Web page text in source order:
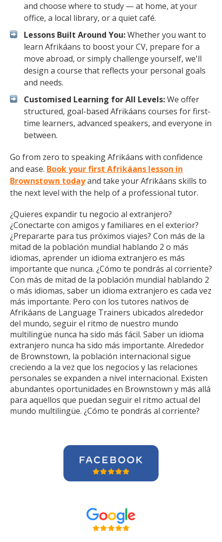
and choose where to study — at home, at your
office, a local library, or a quiet café.
Lessons Built Around You:Whether you want to
learn Afrikáans to boost your CV, prepare for a
move abroad, or simply challenge yourself, we'll
design a course that reflects your personal goals
and needs.
Customised Learning for All Levels:We offer
structured, goal-based Afrikáans courses for first-
time learners, advanced speakers, and everyone in
between.
Go from zero to speaking Afrikáans with confidence
and ease. Book your first Afrikáans lesson in
Brownstown todayand take your Afrikáans skills to
the next level with the help of a professional tutor.
¿Quieres expandir tu negocio al extranjero?
¿Conectarte con amigos y familiares en el exterior?
¿Prepararte para tus próximos viajes? Con más de la
mitad de la población mundial hablando 2 o más
idiomas, aprender un idioma extranjero es más
importante que nunca. ¿Cómo te pondrás al corriente?
Con más de mitad de la población mundial hablando 2
o más idiomas, saber un idioma extranjero es cada vez
más importante. Pero con los tutores nativos de
Afrikáans de Language Trainers ubicados alrededor
del mundo, seguir el ritmo de nuestro mundo
multilingüe nunca ha sido más fácil. Saber un idioma
extranjero nunca ha sido más importante. Alrededor
de Brownstown, la población internacional sigue
creciendo a la vez que los negocios y las relaciones
personales se expanden a nivel internacional. Existen
abundantes oportunidades en Brownstown y más allá
para aquellos que puedan seguir el ritmo actual del
mundo multilingüe. ¿Cómo te pondrás al corriente?